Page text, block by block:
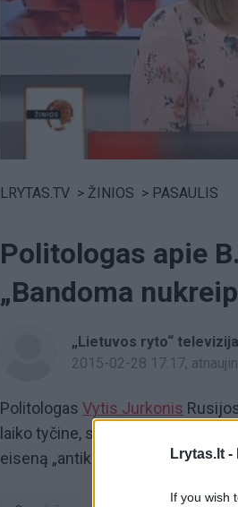
Lrytas.lt -
If you wish
LRYTAS.TV > ŽINIOS > PASAULIS
Politologas apie
„Bandoma
„Lietuvos ryto“ televizija
2015-02-28 17:17,
Politologas Vytis Jurkonis
laiko tyčine, siekiant įbauginti
eiseną „antikrizinis maršas“.